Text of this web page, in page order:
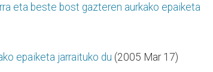
eta beste bost gazteren aurkako epaiketa
epaiketa jarraituko du (2005 Mar 17)